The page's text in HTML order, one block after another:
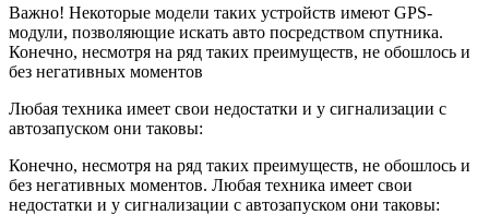
Важно! Некоторые модели таких устройств имеют GPS-
модули, позволяющие искать авто посредством спутника.
Конечно, несмотря на ряд таких преимуществ, не обошлось и
без негативных моментов
Любая техника имеет свои недостатки и у сигнализации с
автозапуском они таковы:
Конечно, несмотря на ряд таких преимуществ, не обошлось и
без негативных моментов. Любая техника имеет свои
недостатки и у сигнализации с автозапуском они таковы: